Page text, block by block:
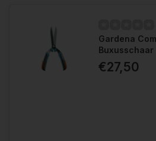
Gardena
Buxusschaar
€27,50